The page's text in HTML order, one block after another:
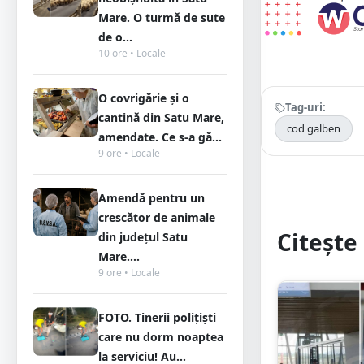
Mare. O turmă de sute
de o...
10 ore • Locale
O covrigărie și o
cantină din Satu Mare,
amendate. Ce s-a gă...
9 ore • Locale
Amendă pentru un
crescător de animale
din județul Satu
Mare....
9 ore • Locale
FOTO. Tinerii polițiști
care nu dorm noaptea
la serviciu! Au...
Tag-uri:
cod galben
Citește